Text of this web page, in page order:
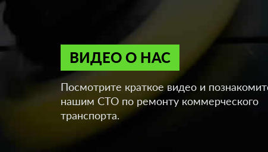
ВИДЕО О НАС
Посмотрите краткое видео и
нашим СТО по ремонту коммерческого
транспорта.